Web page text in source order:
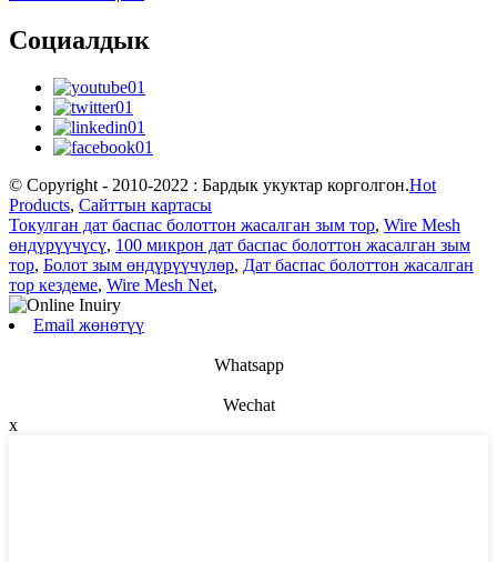
Социалдык
© Copyright - 2010-2022 : Бардык укуктар корголгон.Hot
Products, Сайттын картасы
Токулган дат баспас болоттон жасалган зым тор, Wire Mesh
өндүрүүчүсү, 100 микрон дат баспас болоттон жасалган зым
тор, Болот зым өндүрүүчүлөр, Дат баспас болоттон жасалган
тор кездеме, Wire Mesh Net,
Email жөнөтүү
Whatsapp
Wechat
x